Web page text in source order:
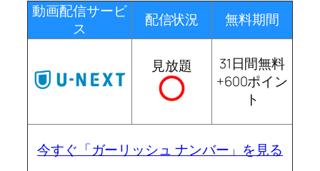
動画配信サービ
ス
配信状況 無料期間
見放題
31日間無料
+600ポイン
ト
今すぐ「ガーリッシュ ナンバー」を見る